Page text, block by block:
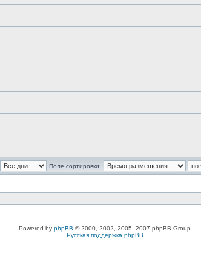
Поле сортировки:
Powered by phpBB © 2000, 2002, 2005, 2007 phpBB Group
Русская поддержка phpBB